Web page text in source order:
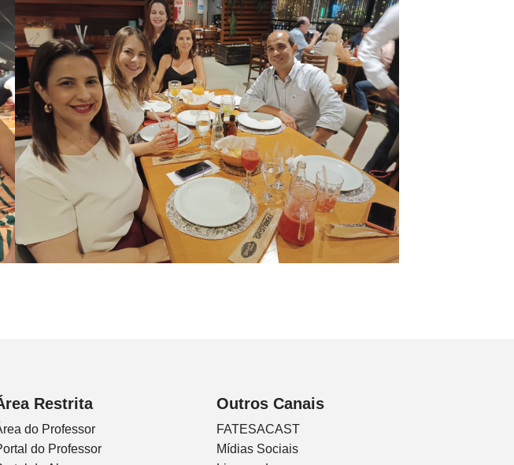
Restrita
do Professor
do Professor
Outros Canais
FATESACAST
Mídias Sociais